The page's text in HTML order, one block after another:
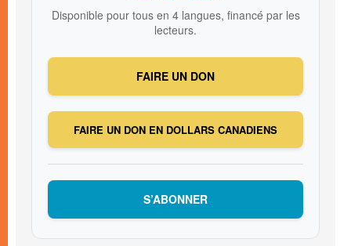
Disponible pour tous en 4 langues, financé par les
lecteurs.
FAIRE UN DON
FAIRE UN DON EN DOLLARS CANADIENS
S’ABONNER